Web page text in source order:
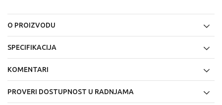
O PROIZVODU
SPECIFIKACIJA
KOMENTARI
PROVERI DOSTUPNOST U RADNJAMA